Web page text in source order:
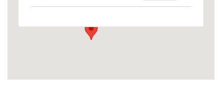
Évènements